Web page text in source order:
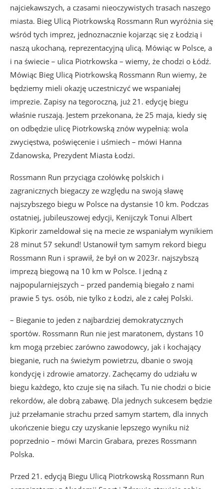
najciekawszych, a czasami nieoczywistych trasach naszego
miasta. Bieg Ulicą Piotrkowską Rossmann Run wyróżnia się
wśród tych imprez, jednoznacznie kojarząc się z Łodzią i
naszą ukochaną, reprezentacyjną ulicą. Mówiąc w Polsce, a
i na świecie – ulica Piotrkowska – wiemy, że chodzi o Łódź.
Mówiąc Bieg Ulicą Piotrkowską Rossmann Run wiemy, że
będziemy mieli okazję uczestniczyć we wspaniałej
imprezie. Zapisy na tegoroczną, już 21. edycję biegu
właśnie ruszają. Jestem przekonana, że 25 maja, kiedy się
on odbędzie ulicę Piotrkowską znów wypełnią: wola
zwycięstwa, poświęcenie i uśmiech – mówi Hanna
Zdanowska, Prezydent Miasta Łodzi.
Rossmann Run przyciąga czołówkę polskich i
zagranicznych biegaczy ze względu na swoją sławę
najszybszego biegu w Polsce na dystansie 10 km. Podczas
ostatniej, jubileuszowej edycji, Kenijczyk Tonui Albert
Kipkorir zameldował się na mecie ze wspaniałym wynikiem
28 minut 57 sekund! Ustanowił tym samym rekord biegu
Rossmann Run i sprawił, że był on w 2023r. najszybszą
imprezą biegową na 10 km w Polsce. I jedną z
najpopularniejszych – przed pandemią biegało z nami
prawie 5 tys. osób, nie tylko z Łodzi, ale z całej Polski.
– Bieganie to jeden z najbardziej demokratycznych
sportów. Rossmann Run nie jest maratonem, dystans 10
km mogą przebiec zarówno zawodowcy, jak i kochający
bieganie, ruch na świeżym powietrzu, dbanie o swoją
kondycję i zdrowie amatorzy. Zachęcamy do udziału w
biegu każdego, kto czuje się na siłach. Tu nie chodzi o bicie
rekordów, ale dobrą zabawę. Dla jednych sukcesem będzie
już przełamanie strachu przed samym startem, dla innych
ukończenie biegu czy uzyskanie lepszego wyniku niż
poprzednio – mówi Marcin Grabara, prezes Rossmann
Polska.
Przed 21. edycją Biegu Ulicą Piotrkowską Rossmann Run